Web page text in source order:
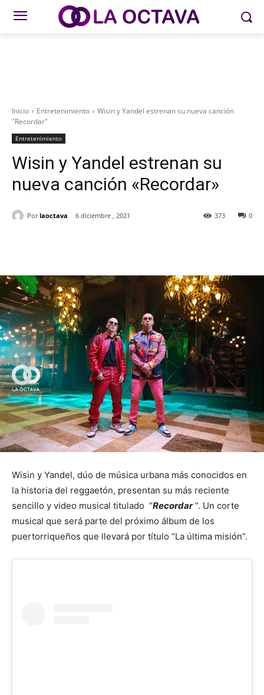
Inicio Entretenimiento
Wisin y Yandel estrenan su nueva canción
"Recordar"
Entretenimiento
Wisin y Yandel estrenan su
nueva canción «Recordar»
Por laoctava 6 diciembre , 2021 0
373
Wisin y Yandel, dúo de música urbana más conocidos en
la historia del reggaetón, presentan su más reciente
sencillo y video musical titulado “Recordar”. Un corte
musical que será parte del próximo álbum de los
puertorriqueños que llevará por título “La última misión”.